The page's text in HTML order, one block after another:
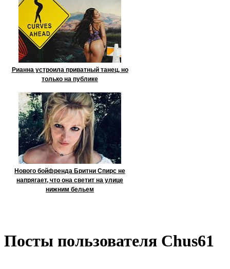
Рианна устроила приватный танец, но
только на публике
Нового бойфренда Бритни Спирс не
напрягает, что она светит на улице
нижним бельем
Посты пользователя Chus61